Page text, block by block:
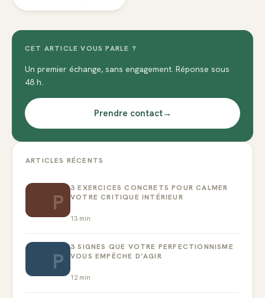
CET ARTICLE VOUS PARLE ?
Un premier échange, sans engagement. Réponse sous
48 h.
Prendre contact→
ARTICLES RÉCENTS
P
3 EXERCICES CONCRETS POUR CALMER
VOTRE CRITIQUE INTÉRIEUR
13 min
P
3 SIGNES QUE VOTRE PERFECTIONNISME
VOUS EMPÊCHE D’AGIR
12 min